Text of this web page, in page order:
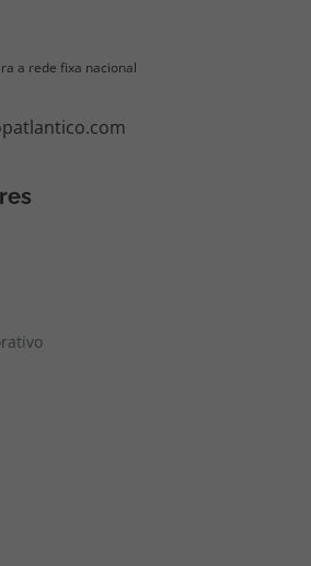
a rede fixa nacional